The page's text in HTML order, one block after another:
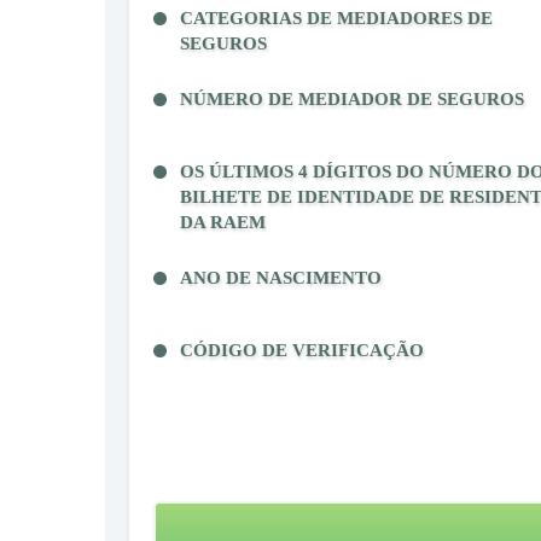
CATEGORIAS DE MEDIADORES DE
SEGUROS
NÚMERO DE MEDIADOR DE SEGUROS
OS ÚLTIMOS 4 DÍGITOS DO NÚMERO
BILHETE DE IDENTIDADE DE
DA RAEM
ANO DE NASCIMENTO
CÓDIGO DE VERIFICAÇÃO